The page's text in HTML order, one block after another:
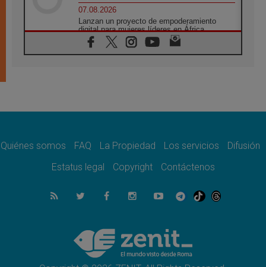
07.08.2026
Lanzan un proyecto de empoderamiento
digital para mujeres líderes en África
07.08.2026
Programa oficial del Viaje Apostólico del
06.08.2026
06.08.2026
de la Paz en la Escuela de San Francisco
La visita del Papa León XIV a Asís en un
minuto
El agradecimiento de los jóvenes al Papa:
«Hoy nos sentimos Iglesia»
Quiénes somos FAQ La Propiedad Los servicios
Difusión
Estatus legal
Copyright Contáctenos